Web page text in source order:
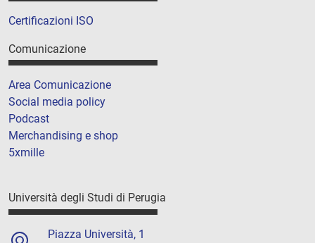
Certificazioni ISO
Comunicazione
Area Comunicazione
Social media policy
Podcast
Merchandising e shop
5xmille
Università degli Studi di Perugia
Piazza Università, 1